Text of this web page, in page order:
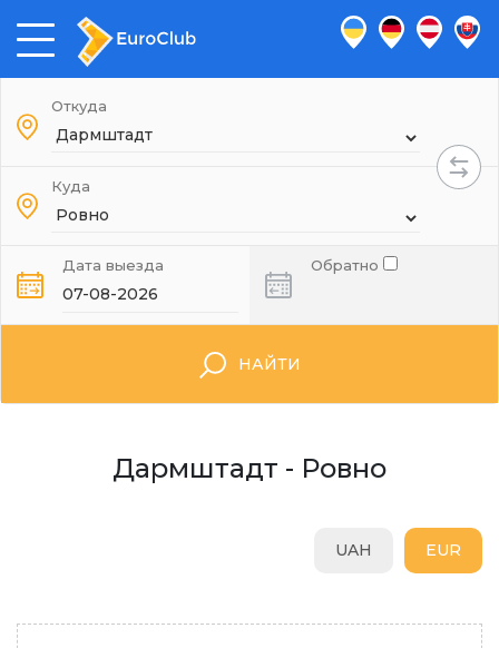
Откуда
Куда
Дата выезда Обратно
НАЙТИ
Дармштадт - Ровно
EUR
UAH